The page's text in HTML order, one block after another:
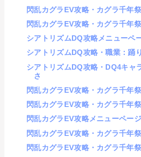
閃乱カグラEV攻略・カグラ千年
閃乱カグラEV攻略・カグラ千年
シアトリズムDQ攻略メニューペ
シアトリズムDQ攻略・職業：踊
シアトリズムDQ攻略・DQ4キャ
さ
閃乱カグラEV攻略・カグラ千年
閃乱カグラEV攻略・カグラ千年
閃乱カグラEV攻略メニューページ
閃乱カグラEV攻略・カグラ千年
閃乱カグラEV攻略・カグラ千年